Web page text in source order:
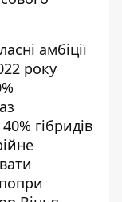
амбіції
року
гібридів